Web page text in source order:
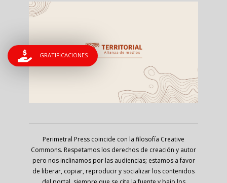
Perimetral Press coincide con la filosofía Creative
Commons. Respetamos los derechos de creación y autor
pero nos inclinamos por las audiencias; estamos a favor
de liberar, copiar, reproducir y socializar los contenidos
GRATIFICACIONES